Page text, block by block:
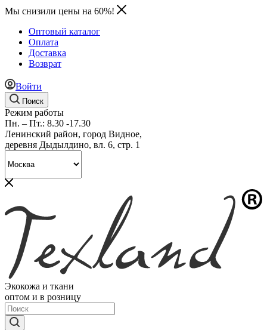
Мы снизили цены на 60%!
Оптовый каталог
Оплата
Доставка
Возврат
Войти
Поиск
Режим работы
Пн. – Пт.: 8.30 -17.30
Ленинский район, город Видное,
деревня Дыдылдино, вл. 6, стр. 1
Экокожа и ткани
оптом и в розницу